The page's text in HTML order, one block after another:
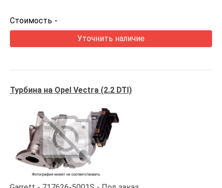
Стоимость -
Уточнить наличие
Турбина на Opel Vectra (2.2 DTI)